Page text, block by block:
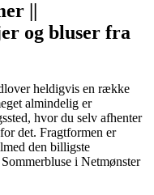
||
og bluser fra
heldigvis en række
almindelig er
hvor du selv afhenter
det. Fragtformen er
den billigste
i Netmønster